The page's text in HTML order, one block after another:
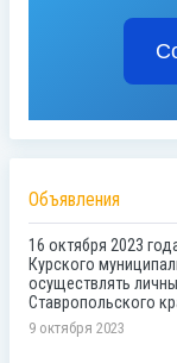
Объявления
16 октября 2023
Курского
осуществлять
Ставропольского
9 октября 2023